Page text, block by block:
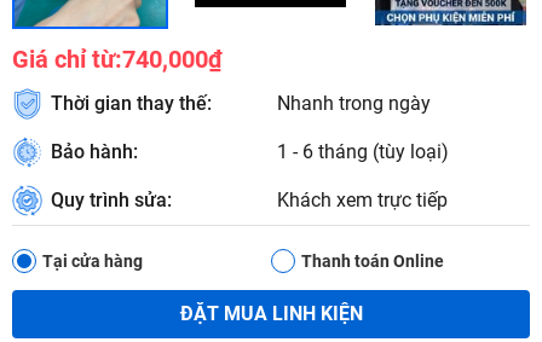
Giá chỉ từ:740,000₫
Thời gian thay thế: Nhanh trong ngày
Bảo hành: 1 - 6 tháng (tùy loại)
Quy trình sửa: Khách xem trực tiếp
Tại cửa hàng Thanh toán Online
ĐẶT MUA LINH KIỆN